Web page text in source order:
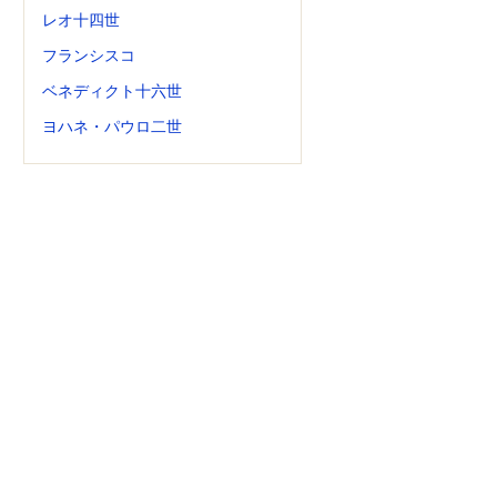
レオ十四世
フランシスコ
ベネディクト十六世
ヨハネ・パウロ二世